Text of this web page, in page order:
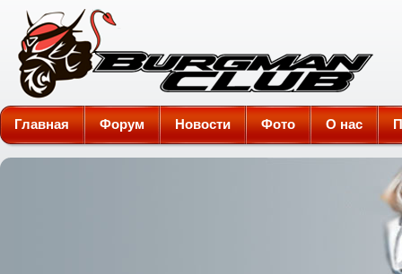
Burgman-Club
Главная Форум Новости Фото О нас